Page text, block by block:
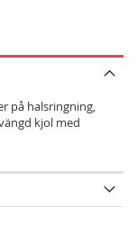
på halsringning,
kjol med